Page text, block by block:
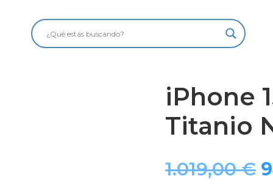
iPhone
Titanio
1.019,00€